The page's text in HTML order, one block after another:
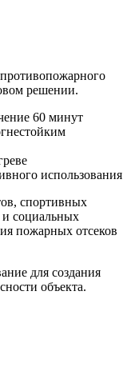
решении.
60 минут
использования
спортивных
социальных
пожарных отсеков
для создания
объекта.